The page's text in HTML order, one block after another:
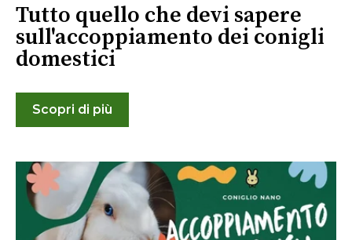
Tutto quello che devi sapere
sull'accoppiamento dei conigli
domestici
Scopri di più